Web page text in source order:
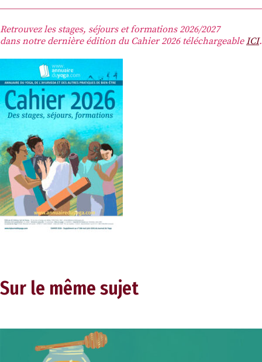
Retrouvez les stages, séjours et formations 2026/2027
dans notre dernière édition du Cahier 2026 téléchargeableICI.
Sur le même sujet